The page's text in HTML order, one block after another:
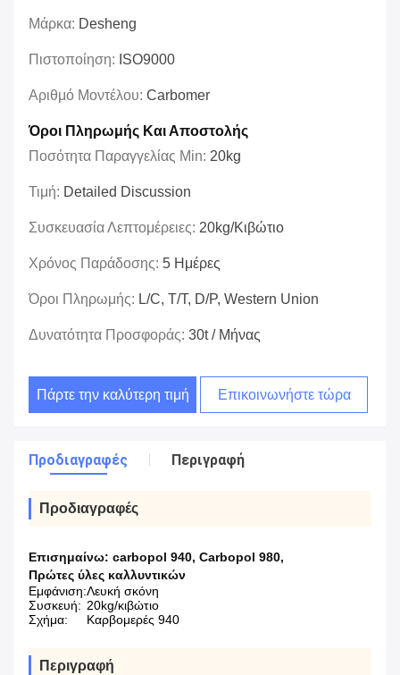
Μάρκα: Desheng
Πιστοποίηση: ISO9000
Αριθμό Μοντέλου: Carbomer
Όροι Πληρωμής Και Αποστολής
Ποσότητα Παραγγελίας Min: 20kg
Τιμή: Detailed Discussion
Συσκευασία Λεπτομέρειες: 20kg/κιβώτιο
Χρόνος Παράδοσης: 5 Ημέρες
Όροι Πληρωμής: L/C, T/T, D/P, Western Union
Δυνατότητα Προσφοράς: 30t / Μήνας
Πάρτε την καλύτερη τιμή Επικοινωνήστε τώρα
Προδιαγραφές Περιγραφή
Προδιαγραφές
Επισημαίνω: carbopol 940, Carbopol 980,
Πρώτες ύλες καλλυντικών
Εμφάνιση:Λευκή σκόνη
Συσκευή: 20kg/κιβώτιο
Σχήμα:
Καρβομερές 940
Περιγραφή